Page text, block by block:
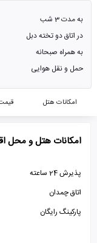
به مدت 3 شب
در اتاق دو تخته دبل
به همراه صبحانه
حمل و نقل هوایی
امکانات هتل
امکانات هتل و محل
پذیرش 24 ساعته
اتاق چمدان
پارکینگ رایگان